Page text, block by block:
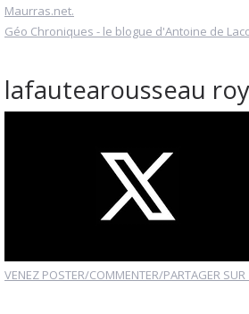
Maurras.net.
Géo Chroniques - le blogue d'Antoine de
lafautearousseau
VENEZ POSTER/COMMENTER/PARTAGER